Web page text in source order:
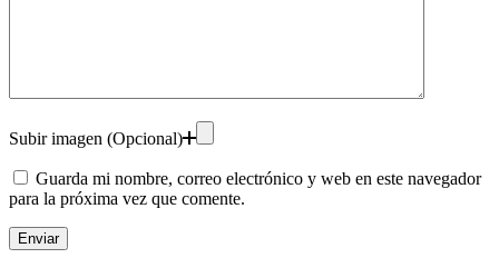
Subir imagen (Opcional)
Guarda mi nombre, correo electrónico y web en este navegador
para la próxima vez que comente.
Enviar